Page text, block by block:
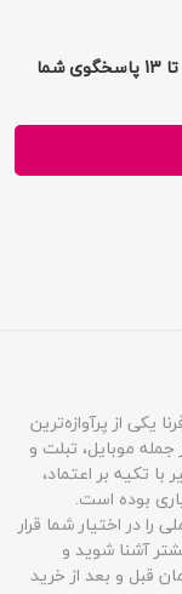
شنبه تا چهارشنبه از 9 تا 17:30 و پنجشنبه ها 9 تا 13 پاسخگوی شما
یکی از پرآوازه‌ترین
موبایل، تبلت و
تکیه بر اعتماد،
بوده است.
را در اختیار شما قرار
آشنا شوید و
قبل و بعد از خرید